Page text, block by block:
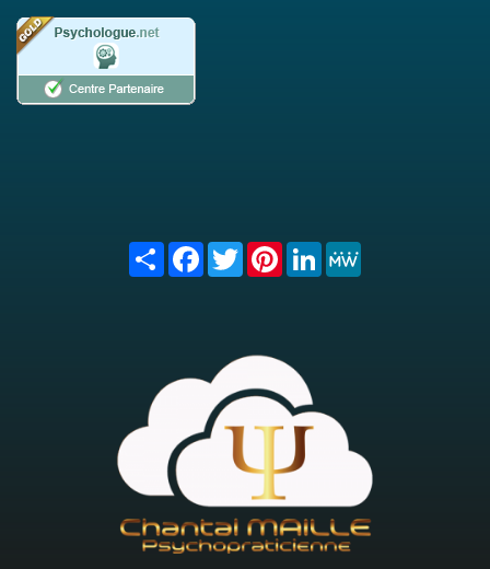
Share FacebookTwitterPinterest
LinkedIn